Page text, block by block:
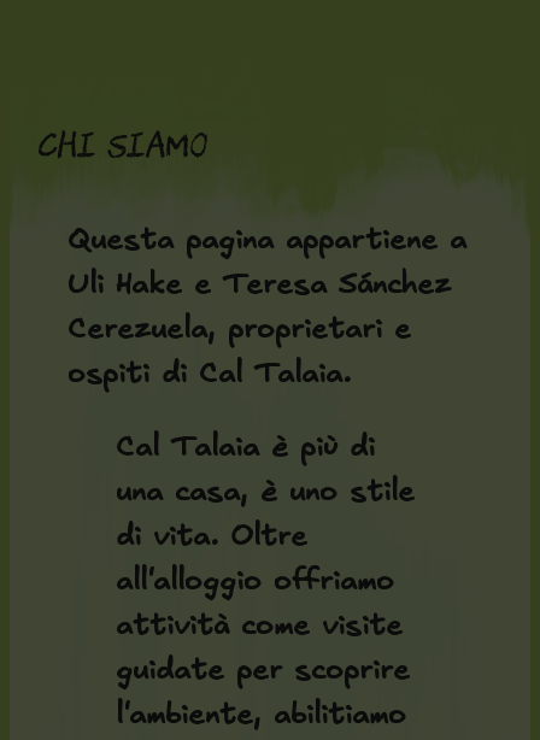
Chi siamo
Questa pagina appartiene a
Uli Hake e Teresa Sánchez
Cerezuela, proprietari e
ospiti di Cal Talaia.
Cal Talaia è più di
una casa, è uno stile
di vita. Oltre
all'alloggio offriamo
attività come visite
guidate per scoprire
l'ambiente, abilitiamo